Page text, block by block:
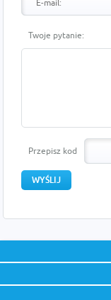
Twoje pytanie:
Przepisz kod